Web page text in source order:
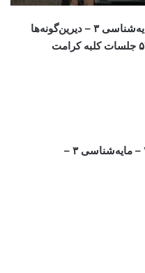
درآمدی ‌بر‌ دکترین ‌سینما‌ ۲۵ – مایه‌شناسی‌ ۳ – دیرین‌گونه‌ها‌
درآمدی ‌بر‌ دکترین ‌سینما‌ ۲۵ – مایه‌شناسی‌ ۳ –